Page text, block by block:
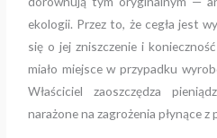
ekologii. Przez to, że cegła jest
się o jej zniszczenie i
miało miejsce w przypadku
Właściciel zaoszczędza
narażone na zagrożenia płynące